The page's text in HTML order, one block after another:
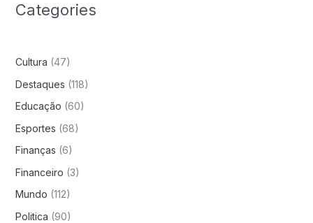
Categories
Cultura (47)
Destaques (118)
Educação (60)
Esportes (68)
Finanças (6)
Financeiro (3)
Mundo (112)
Politica (90)